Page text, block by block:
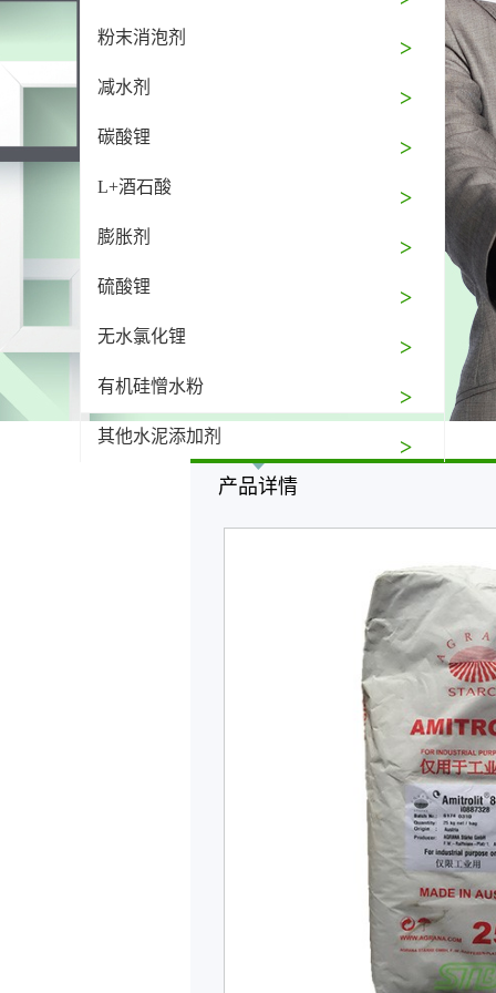
粉末消泡剂
减水剂
碳酸锂
L+酒石酸
膨胀剂
硫酸锂
无水氯化锂
有机硅憎水粉
其他水泥添加剂
产品详情